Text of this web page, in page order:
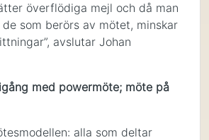
överflödiga mejl och då man
som berörs av mötet, minskar
avslutar Johan
med powermöte; möte på
alla som deltar